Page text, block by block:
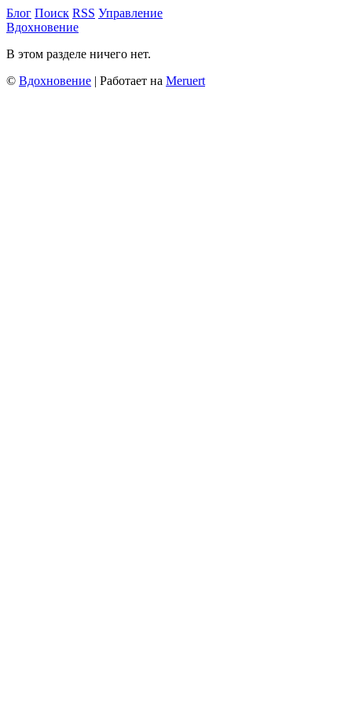
Блог Поиск RSS Управление
Вдохновение
В этом разделе ничего нет.
© Вдохновение | Работает на Meruert